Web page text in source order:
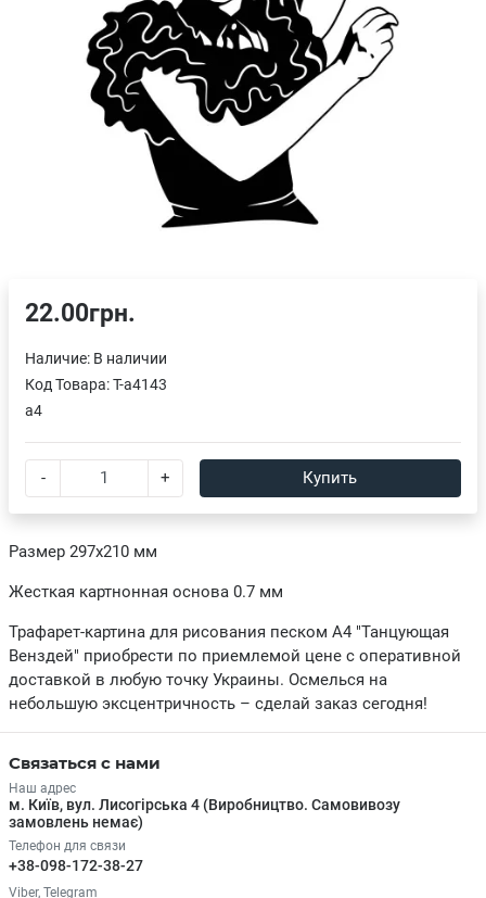
Размер 297х210 мм
Жесткая картнонная основа 0.7 мм
Трафарет-картина для рисования песком А4 "Танцующая
Венздей" приобрести по приемлемой цене с оперативной
доставкой в любую точку Украины. Осмелься на
небольшую эксцентричность – сделай заказ сегодня!
22.00грн.
Наличие: В наличии
Код Товара:T-a4143
a4
- + Купить
Связаться с нами
Наш адрес
м. Київ, вул. Лисогірська 4 (Виробництво. Самовивозу
замовлень немає)
Телефон для связи
+38-098-172-38-27
Viber, Telegram